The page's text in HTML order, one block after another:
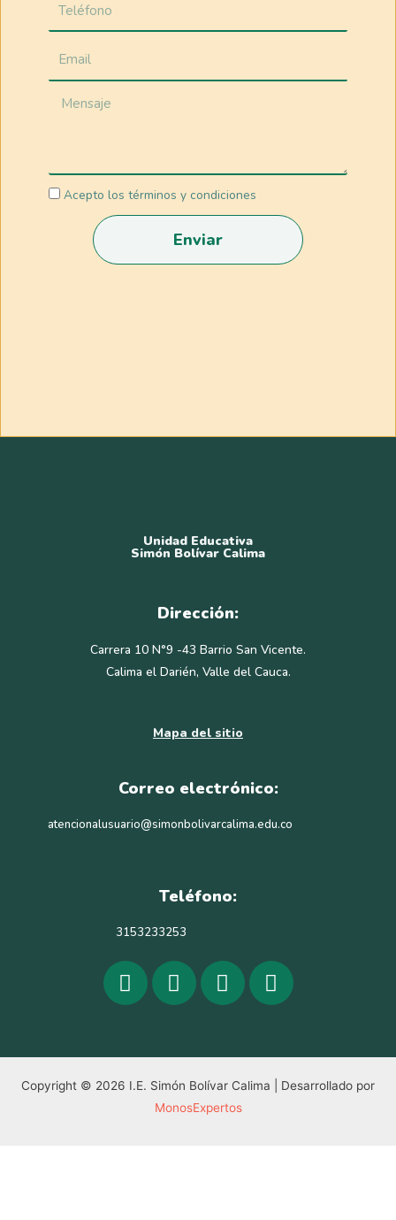
Acepto los términos y condiciones
Enviar
Unidad Educativa
Simón Bolívar Calima
Dirección:
Carrera 10 N°9 -43 Barrio San Vicente.
Calima el Darién, Valle del Cauca.
Mapa del sitio
Correo electrónico:
atencionalusuario@simonbolivarcalima.edu.co
Teléfono:
3153233253
Copyright © 2026 I.E. Simón Bolívar Calima | Desarrollado por
MonosExpertos